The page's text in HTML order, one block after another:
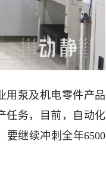
用泵及机电零件产品
任务，目前，自动化
要继续冲刺全年6500